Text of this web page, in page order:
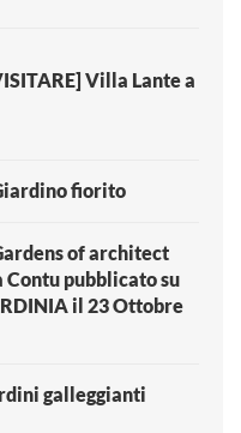
Villa Lante a
fiorito
of architect
pubblicato su
il 23 Ottobre
galleggianti